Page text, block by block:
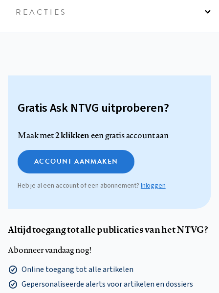
REACTIES
Gratis Ask NTVG uitproberen?
Maak met2 klikkeneen gratis account aan
ACCOUNT AANMAKEN
Heb je al een account of een abonnement?Inloggen
Altijd toegang tot alle publicaties van het NTVG?
Abonneer vandaag nog!
Online toegang tot alle artikelen
Gepersonaliseerde alerts voor artikelen en dossiers